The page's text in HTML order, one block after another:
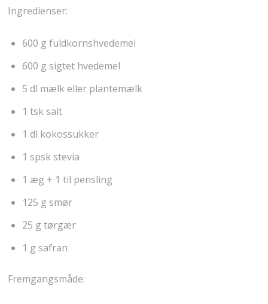
Ingredienser:
600 g fuldkornshvedemel
600 g sigtet hvedemel
5 dl mælk eller plantemælk
1 tsk salt
1 dl kokossukker
1 spsk stevia
1 æg + 1 til pensling
125 g smør
25 g tørgær
1 g safran
Fremgangsmåde: